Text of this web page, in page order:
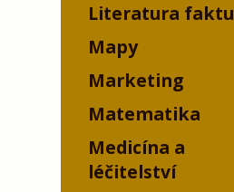
Literatura faktu
Mapy
Marketing
Matematika
Medicína a
léčitelství